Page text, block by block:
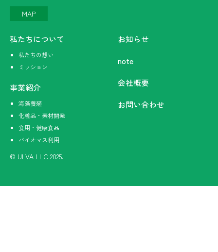
MAP
私たちについて
私たちの想い
私たちの想い
ミッション
事業紹介
海藻養殖
海藻養殖
化粧品・素材開発
化粧品・素材開発
食用・健康食品
食用・健康食品
バイオマス利用
お知らせ
note
会社概要
お問い合わせ
© ULVA LLC 2025.